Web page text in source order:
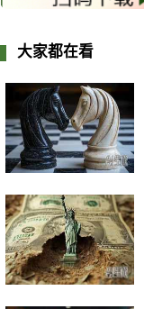
大家都在看